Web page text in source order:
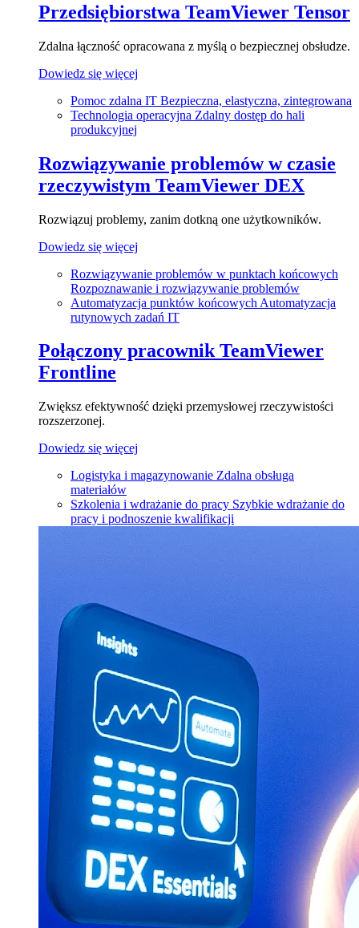
Przedsiębiorstwa TeamViewer Tensor
Zdalna łączność opracowana z myślą o bezpiecznej obsłudze.
Dowiedz się więcej
Pomoc zdalna IT Bezpieczna, elastyczna, zintegrowana
Technologia operacyjna Zdalny dostęp do hali
produkcyjnej
Rozwiązywanie problemów w czasie
rzeczywistym TeamViewer DEX
Rozwiązuj problemy, zanim dotkną one użytkowników.
Dowiedz się więcej
Rozwiązywanie problemów w punktach końcowych
Rozpoznawanie i rozwiązywanie problemów
Automatyzacja punktów końcowych Automatyzacja
rutynowych zadań IT
Połączony pracownik TeamViewer
Frontline
Zwiększ efektywność dzięki przemysłowej rzeczywistości
rozszerzonej.
Dowiedz się więcej
Logistyka i magazynowanie Zdalna obsługa
materiałów
Szkolenia i wdrażanie do pracy Szybkie wdrażanie do
pracy i podnoszenie kwalifikacji